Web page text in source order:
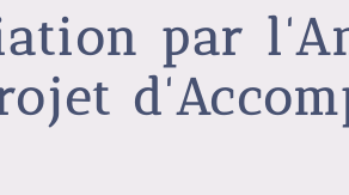
par